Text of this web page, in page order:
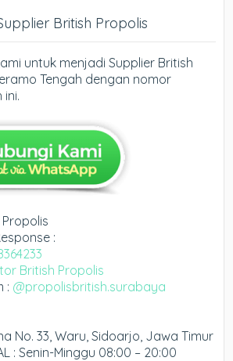
British Propolis
untuk menjadi Supplier British
Tengah dengan nomor
:
British Propolis
: @propolisbritish.surabaya
No. 33, Waru, Sidoarjo, Jawa Timur
: Senin-Minggu 08:00 – 20:00